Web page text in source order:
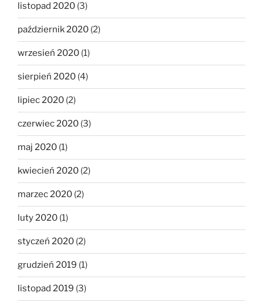
listopad 2020 (3)
październik 2020 (2)
wrzesień 2020 (1)
sierpień 2020 (4)
lipiec 2020 (2)
czerwiec 2020 (3)
maj 2020 (1)
kwiecień 2020 (2)
marzec 2020 (2)
luty 2020 (1)
styczeń 2020 (2)
grudzień 2019 (1)
listopad 2019 (3)